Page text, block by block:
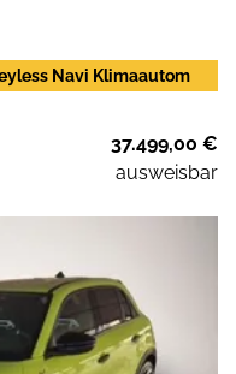
Navi Klimaautom
37.499,00 €
ausweisbar